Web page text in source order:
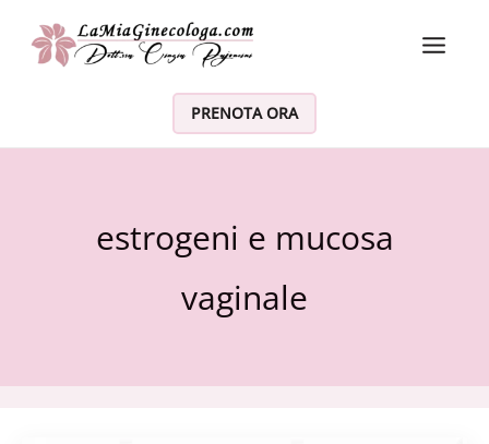
Vai al contenuto
PRENOTA ORA
estrogeni e mucosa
vaginale